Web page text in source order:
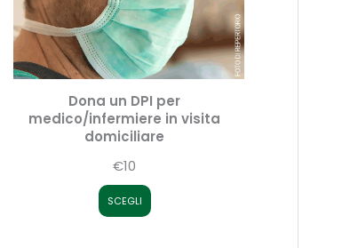
Dona un DPI per
medico/infermiere in visita
domiciliare
€10
SCEGLI